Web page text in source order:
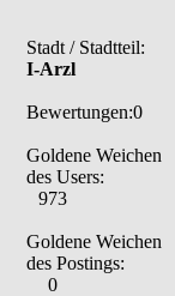
Stadt / Stadtteil:
I-Arzl
Bewertungen:0
Goldene Weichen
des Users:
973
Goldene Weichen
des Postings:
0